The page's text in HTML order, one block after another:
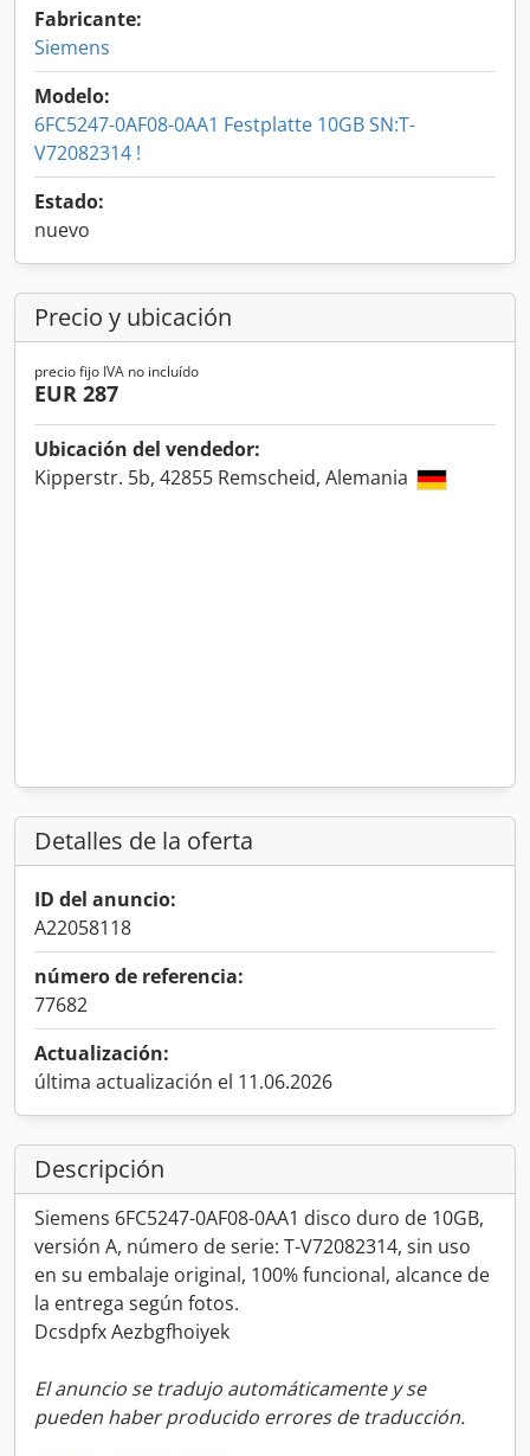
Fabricante:
Siemens
Modelo:
6FC5247-0AF08-0AA1 Festplatte 10GB SN:T-
V72082314 !
Estado:
nuevo
Precio y ubicación
precio fijo IVA no incluído
EUR 287
Ubicación del vendedor:
Kipperstr. 5b, 42855 Remscheid, Alemania
Detalles de la oferta
ID del anuncio:
A22058118
número de referencia:
77682
Actualización:
última actualización el 11.06.2026
Descripción
Siemens 6FC5247-0AF08-0AA1 disco duro de 10GB,
versión A, número de serie: T-V72082314, sin uso
en su embalaje original, 100% funcional, alcance de
la entrega según fotos.
Dcsdpfx Aezbgfhoiyek
El anuncio se tradujo automáticamente y se
pueden haber producido errores de traducción.